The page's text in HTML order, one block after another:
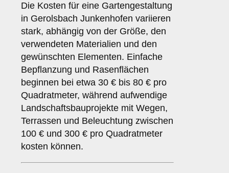
Die Kosten für eine Gartengestaltung
in Gerolsbach Junkenhofen variieren
stark, abhängig von der Größe, den
verwendeten Materialien und den
gewünschten Elementen. Einfache
Bepflanzung und Rasenflächen
beginnen bei etwa 30 € bis 80 € pro
Quadratmeter, während aufwendige
Landschaftsbauprojekte mit Wegen,
Terrassen und Beleuchtung zwischen
100 € und 300 € pro Quadratmeter
kosten können.